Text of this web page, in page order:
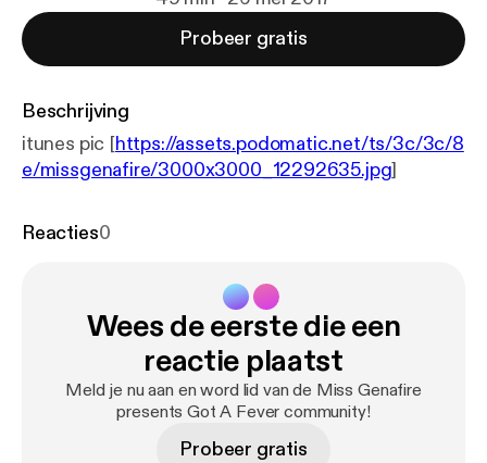
Probeer gratis
Beschrijving
itunes pic [https://assets.podomatic.net/ts/3c/3c/8
e/missgenafire/3000x3000_12292635.jpg]
Reacties0
Wees de eerste die een
reactie plaatst
Meld je nu aan en word lid van de Miss Genafire
presents Got A Fever community!
Probeer gratis